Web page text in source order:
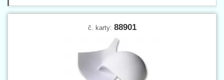
č. karty: 88901